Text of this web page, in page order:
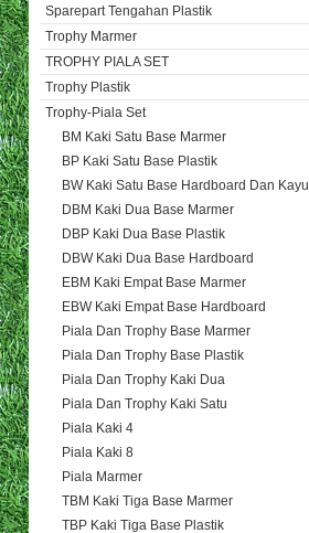
Sparepart Tengahan Plastik
Trophy Marmer
TROPHY PIALA SET
Trophy Plastik
Trophy-Piala Set
BM Kaki Satu Base Marmer
BP Kaki Satu Base Plastik
BW Kaki Satu Base Hardboard Dan Kayu
DBM Kaki Dua Base Marmer
DBP Kaki Dua Base Plastik
DBW Kaki Dua Base Hardboard
EBM Kaki Empat Base Marmer
EBW Kaki Empat Base Hardboard
Piala Dan Trophy Base Marmer
Piala Dan Trophy Base Plastik
Piala Dan Trophy Kaki Dua
Piala Dan Trophy Kaki Satu
Piala Kaki 4
Piala Kaki 8
Piala Marmer
TBM Kaki Tiga Base Marmer
TBP Kaki Tiga Base Plastik